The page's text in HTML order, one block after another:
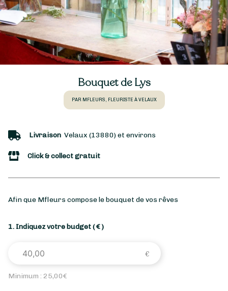
Bouquet de Lys
PAR MFLEURS, FLEURISTE À VELAUX
Livraison Velaux (13880) et environs
Click & collect gratuit
Afin que Mfleurs compose le bouquet de vos rêves
1. Indiquez votre budget( € )
Minimum : 25,00€